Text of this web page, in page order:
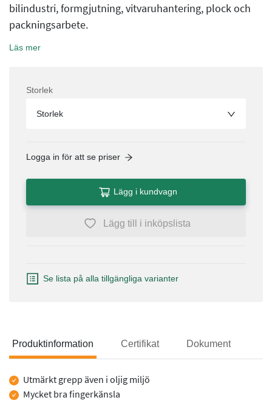
bilindustri, formgjutning, vitvaruhantering, plock och
packningsarbete.
Läs mer
Storlek
Storlek
Logga in för att se priser
Lägg i kundvagn
Lägg till i inköpslista
Se lista på alla tillgängliga varianter
Produktinformation Certifikat Dokument
Produktinformation
Utmärkt grepp även i oljig miljö
Mycket bra fingerkänsla